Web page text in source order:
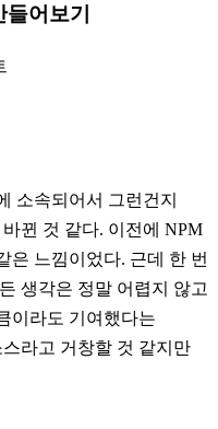
어보기
소속되어서 그런건지
뀐 것 같다. 이전에 NPM
은 느낌이었다. 근데 한 번
생각은 정말 어렵지 않고
이라도 기여했다는
라고 거창할 것 같지만